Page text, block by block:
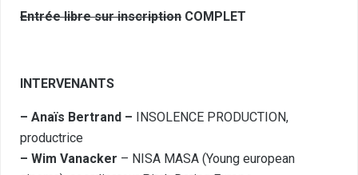
Entrée libre sur inscription COMPLET
INTERVENANTS
– Anaïs Bertrand – INSOLENCE PRODUCTION,
productrice
– Wim Vanacker – NISA MASA (Young european